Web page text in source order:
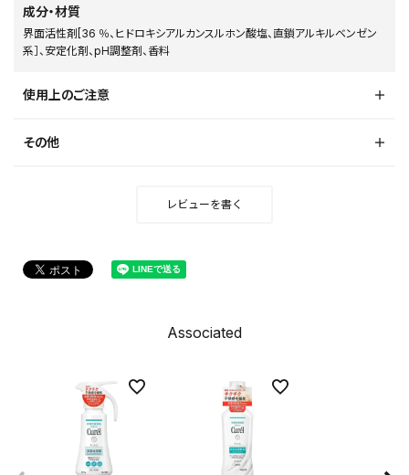
成分・材質
界面活性剤[36 ％、ヒドロキシアルカンスルホン酸塩、直鎖アルキルベンゼン
系］、安定化剤、pH調整剤、香料
使用上のご注意
その他
レビューを書く
Associated